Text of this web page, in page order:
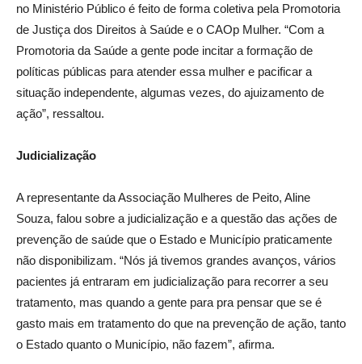
no Ministério Público é feito de forma coletiva pela Promotoria
de Justiça dos Direitos à Saúde e o CAOp Mulher. “Com a
Promotoria da Saúde a gente pode incitar a formação de
políticas públicas para atender essa mulher e pacificar a
situação independente, algumas vezes, do ajuizamento de
ação”, ressaltou.
Judicialização
A representante da Associação Mulheres de Peito, Aline
Souza, falou sobre a judicialização e a questão das ações de
prevenção de saúde que o Estado e Município praticamente
não disponibilizam. “Nós já tivemos grandes avanços, vários
pacientes já entraram em judicialização para recorrer a seu
tratamento, mas quando a gente para pra pensar que se é
gasto mais em tratamento do que na prevenção de ação, tanto
o Estado quanto o Município, não fazem”, afirma.